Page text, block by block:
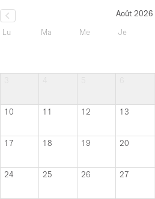
Août 2026
Lu
Ma Me Je
10 11 12 13
17 18 19 20
24 25 26 27